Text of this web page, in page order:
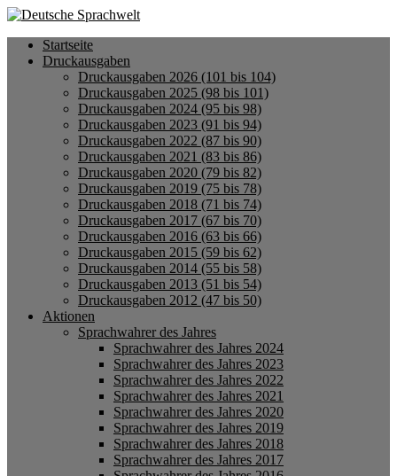
Startseite
Druckausgaben
Druckausgaben 2026 (101 bis 104)
Druckausgaben 2025 (98 bis 101)
Druckausgaben 2024 (95 bis 98)
Druckausgaben 2023 (91 bis 94)
Druckausgaben 2022 (87 bis 90)
Druckausgaben 2021 (83 bis 86)
Druckausgaben 2020 (79 bis 82)
Druckausgaben 2019 (75 bis 78)
Druckausgaben 2018 (71 bis 74)
Druckausgaben 2017 (67 bis 70)
Druckausgaben 2016 (63 bis 66)
Druckausgaben 2015 (59 bis 62)
Druckausgaben 2014 (55 bis 58)
Druckausgaben 2013 (51 bis 54)
Druckausgaben 2012 (47 bis 50)
Aktionen
Sprachwahrer des Jahres
Sprachwahrer des Jahres 2024
Sprachwahrer des Jahres 2023
Sprachwahrer des Jahres 2022
Sprachwahrer des Jahres 2021
Sprachwahrer des Jahres 2020
Sprachwahrer des Jahres 2019
Sprachwahrer des Jahres 2018
Sprachwahrer des Jahres 2017